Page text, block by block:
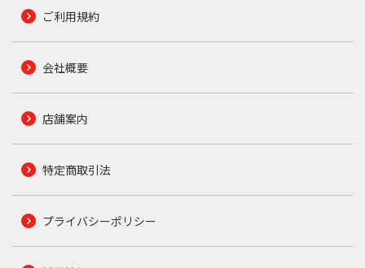
ご利用規約
会社概要
店舗案内
特定商取引法
プライバシーポリシー